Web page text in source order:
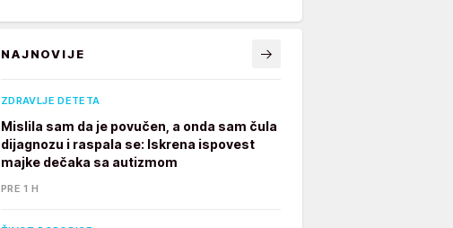
NAJNOVIJE
ZDRAVLJE DETETA
Mislila sam da je povučen, a onda sam čula
dijagnozu i raspala se: Iskrena ispovest
majke dečaka sa autizmom
PRE 1 H